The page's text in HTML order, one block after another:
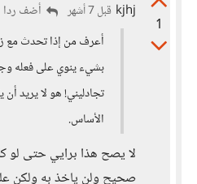
1
kjhj قبل 7 أشهر
أضف ردا
أعرف من إذا تحدث مع
بشيء ينوي على فعله
تجادليني! هو لا يريد أن
الأساس.
لا يصح هذا برايي حتى لو
صحيح ولن ياخذ به ولكن